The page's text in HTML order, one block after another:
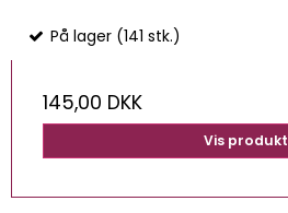
På lager (141 stk.)
145,00 DKK
Vis produkt